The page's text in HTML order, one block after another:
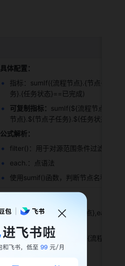
具体配置：
指标：sumIf({流程节点}.{节点子任
务}.{任务状态}==已完成)
可复制指标： sumIf(${流程节点}.${
节点}.${节点子任务}.${任务状态
公式解析：
filter()：用于对源范围条件过滤后，
each.：点语法
使用sumif()函数，判断节点名称==
指标：sum(filter({流程节点},each.{
可复制指标：sum(filter(${流程节点
（子任务精度）})